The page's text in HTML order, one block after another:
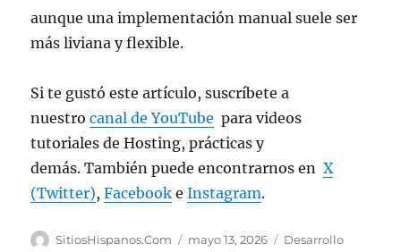
aunque una implementación manual suele ser
más liviana y flexible.
Si te gustó este artículo, suscríbete a
nuestrocanal de YouTube para videos
tutoriales de Hosting, prácticas y
demás. También puede encontrarnos enX
(Twitter),Facebook eInstagram.
Autor
SitiosHispanos.Com
Publicado
mayo 13, 2026 Categorías
Desarrollo